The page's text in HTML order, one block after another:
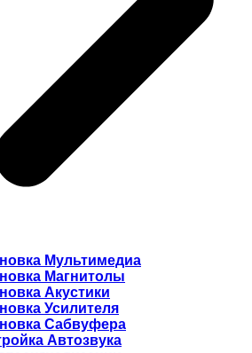
Мультимедиа
Магнитолы
Акустики
Усилителя
Сабвуфера
Автозвука